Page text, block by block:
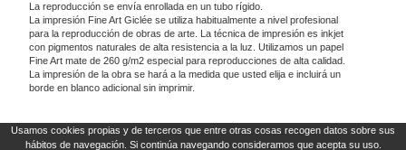
Usamos cookies propias y de terceros que entre otras cosas recogen datos sobre sus
hábitos de navegación. Si continúa navegando consideramos que acepta su uso.
La reproducción se envía enrollada en un tubo rígido.
La impresión Fine Art Giclée se utiliza habitualmente a nivel profesional
para la reproducción de obras de arte. La técnica de impresión es inkjet
con pigmentos naturales de alta resistencia a la luz. Utilizamos un papel
Fine Art mate de 260 g/m2 especial para reproducciones de alta calidad.
La impresión de la obra se hará a la medida que usted elija e incluirá un
borde en blanco adicional sin imprimir.
Estos productos son exclusivos y originales, reproducen con fidelidad las obras más